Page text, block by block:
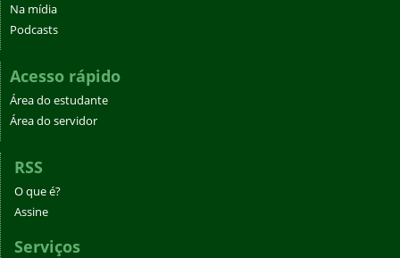
Na mídia
Podcasts
Acesso rápido
Área do estudante
Área do servidor
RSS
O que é?
Assine
Serviços